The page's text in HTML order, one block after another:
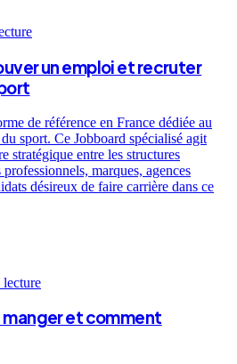
un emploi et recruter
de référence en France dédiée au
sport. Ce Jobboard spécialisé agit
stratégique entre les structures
marques, agences
désireux de faire carrière dans ce
lecture
manger et comment